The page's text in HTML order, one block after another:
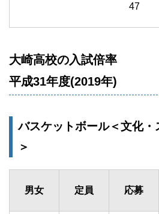
47
大崎高校の入試倍率
平成31年度(2019年)
バスケットボール＜文化
＞
男女 定員 応募